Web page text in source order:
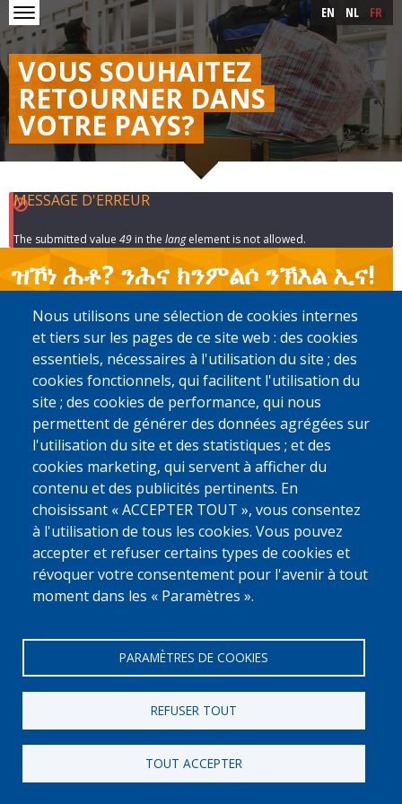
Skip
to
main
content
Skip to main content
VOUS SOUHAITEZ
RETOURNER DANS
VOTRE PAYS?
EN NL FR
MESSAGE D'ERREUR
The submitted value 49 in the langelement is not allowed.
ዝኾነ ሕቶ? ንሕና ክንምልሶ ንኽእል ኢና!
ቋንቋኹም ምረፁ
English
Français
Nederlands
Armenian
Georgian - ქართული
Dari
Albanian - Shqip
Arabic - العربية
Pashto - پښتو
Mongolian - Монгол
Portuguese – Português
Serbian - Srpski
Spanish - Español
Russian - Русский
Turkish
0800 327 45
Déclaration relative aux cookies
Vie privée, copyright et disclaimer
Nous utilisons une sélection de cookies internes
et tiers sur les pages de ce site web : des cookies
essentiels, nécessaires à l'utilisation du site ; des
cookies fonctionnels, qui facilitent l'utilisation du
site ; des cookies de performance, qui nous
permettent de générer des données agrégées sur
l'utilisation du site et des statistiques ; et des
cookies marketing, qui servent à afficher du
contenu et des publicités pertinents. En
choisissant « ACCEPTER TOUT », vous consentez
à l'utilisation de tous les cookies. Vous pouvez
accepter et refuser certains types de cookies et
révoquer votre consentement pour l'avenir à tout
moment dans les « Paramètres ».
PARAMÈTRES DE COOKIES
REFUSER TOUT
TOUT ACCEPTER